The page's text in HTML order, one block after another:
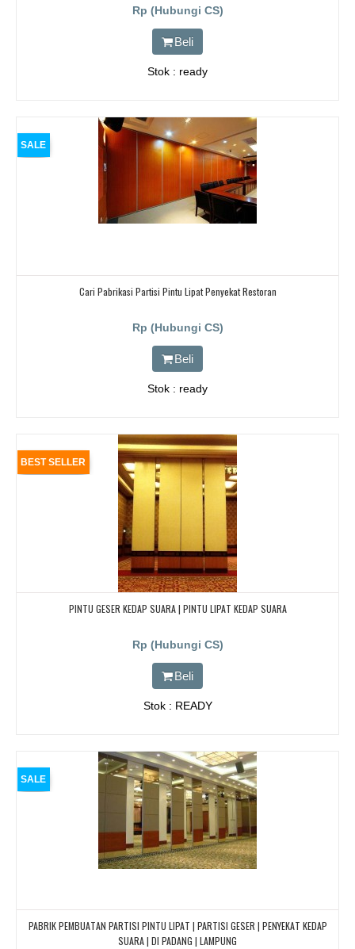
Rp (Hubungi CS)
Beli
Stok : ready
SALE
Cari Pabrikasi Partisi Pintu Lipat Penyekat Restoran
Rp (Hubungi CS)
Beli
Stok : ready
BEST SELLER
PINTU GESER KEDAP SUARA | PINTU LIPAT KEDAP SUARA
Rp (Hubungi CS)
Beli
Stok : READY
SALE
PABRIK PEMBUATAN PARTISI PINTU LIPAT | PARTISI GESER | PENYEKAT KEDAP
SUARA | DI PADANG | LAMPUNG